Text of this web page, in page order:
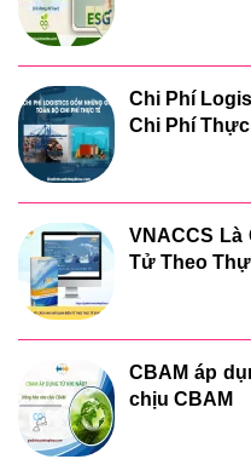
Chi Phí
Chi Phí
VNACCS Là
Tử Theo
CBAM áp
chịu CBAM